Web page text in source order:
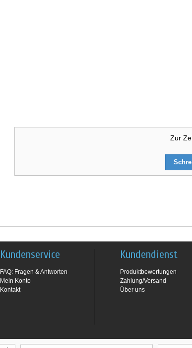
Zur
Kundenservice
FAQ: Fragen & Antworten
Mein Konto
Kontakt
Kundendienst
Produktbewertungen
Zahlung/Versand
Über uns